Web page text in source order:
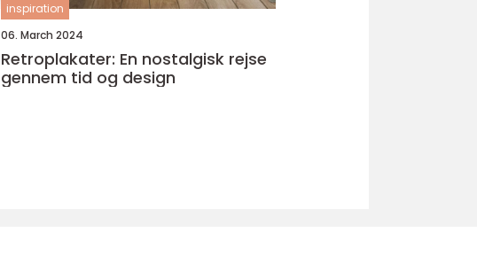
inspiration
06. March 2024
Retroplakater: En nostalgisk rejse
gennem tid og design